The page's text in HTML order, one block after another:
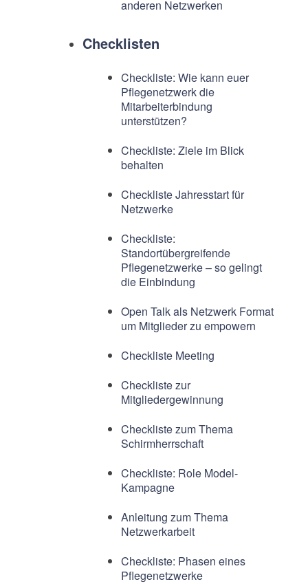
anderen Netzwerken
Checklisten
Checkliste: Wie kann euer
Pflegenetzwerk die
Mitarbeiterbindung
unterstützen?
Checkliste: Ziele im Blick
behalten
Checkliste Jahresstart für
Netzwerke
Checkliste:
Standortübergreifende
Pflegenetzwerke – so gelingt
die Einbindung
Open Talk als Netzwerk Format
um Mitglieder zu empowern
Checkliste Meeting
Checkliste zur
Mitgliedergewinnung
Checkliste zum Thema
Schirmherrschaft
Checkliste: Role Model-
Kampagne
Anleitung zum Thema
Netzwerkarbeit
Checkliste: Phasen eines
Pflegenetzwerke